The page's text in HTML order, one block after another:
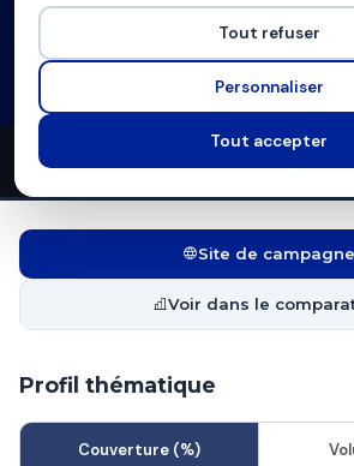
Liste divers droite
47propositions11thèmes couverts7
Site de campagne
Voir dans le
Profil thématique
Couverture (%)
Tout refuser
Personnaliser
Tout accepter